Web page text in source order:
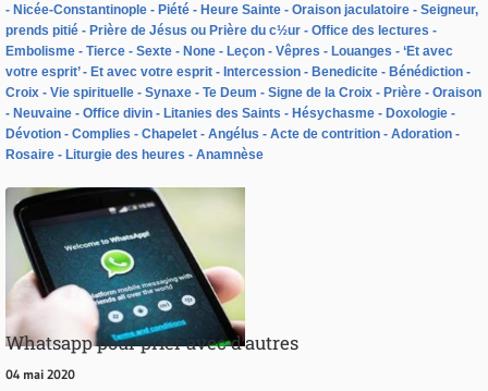
Nicée-Constantinople
Piété Heure Sainte Oraison jaculatoire
Seigneur,
prends pitié
Prière de Jésus ou Prière du c½ur
Office des lectures
Embolisme
Tierce Sexte None Leçon Vêpres Louanges
‘Et avec
votre esprit’
Et avec votre esprit Intercession Benedicite
Bénédiction
Croix
Vie spirituelle Synaxe Te Deum Signe de la Croix Prière
Oraison
Neuvaine
Office divin Litanies des Saints Hésychasme
Doxologie
Dévotion
Complies Chapelet Angélus Acte de contrition
Adoration
Rosaire
Liturgie des heures Anamnèse
Whatsapp pour prier avec d’autres
04 mai 2020